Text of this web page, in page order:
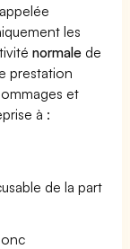
les
normale de
prestation
et
à :
de la part